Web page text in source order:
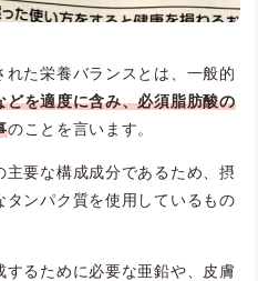
た栄養バランスとは、一般的
どを適度に含み、必須脂肪酸の
のことを言います。
要な構成成分であるため、摂
ンパク質を使用しているもの
るために必要な亜鉛や、皮膚